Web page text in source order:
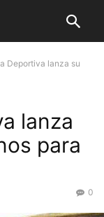
Deportiva lanza su
lanza
para
0